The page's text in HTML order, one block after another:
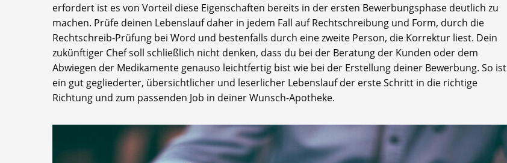
erfordert ist es von Vorteil diese Eigenschaften bereits in der ersten Bewerbungsphase deutlich zu
machen. Prüfe deinen Lebenslauf daher in jedem Fall auf Rechtschreibung und Form, durch die
Rechtschreib-Prüfung bei Word und bestenfalls durch eine zweite Person, die Korrektur liest. Dein
zukünftiger Chef soll schließlich nicht denken, dass du bei der Beratung der Kunden oder dem
Abwiegen der Medikamente genauso leichtfertig bist wie bei der Erstellung deiner Bewerbung. So ist
ein gut gegliederter, übersichtlicher und leserlicher Lebenslauf der erste Schritt in die richtige
Richtung und zum passenden Job in deiner Wunsch-Apotheke.